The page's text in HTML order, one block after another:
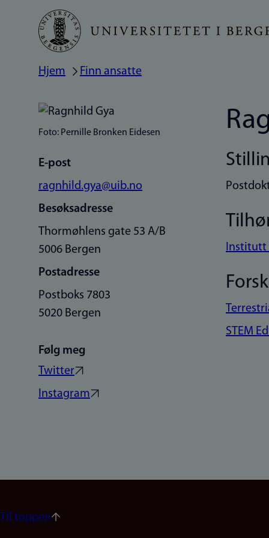
Hopp
hovedinnhold
Navigasjonssti
Hjem Finn ansatte
Foto: Pernille Bronken Eidesen
E-post
ragnhild.gya@uib.no
Besøksadresse
Thormøhlens gate 53 A/B
5006 Bergen
Postadresse
Postboks 7803
5020 Bergen
Følg meg
Twitter
Instagram
Institutt
STEM
Til toppen